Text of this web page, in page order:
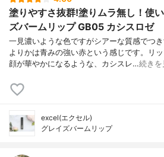
塗りやすさ抜群!塗りムラ無し！使
ズバームリップ GB05 カシスロゼ
一見濃いような色ですがシアーな質感でつ
よりかは青みの強い赤という感じです。リ
顔が華やかになるような、カシスレ…続きを
excel(エクセル)
グレイズバームリップ